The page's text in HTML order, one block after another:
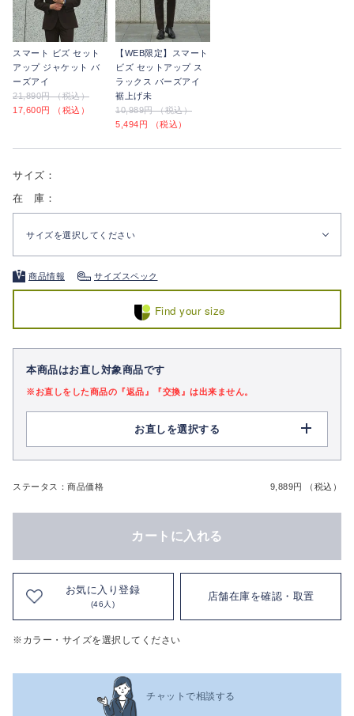
スマート ビズ セット
アップ ジャケット バ
ーズアイ
21,890円 （税込）
17,600円 （税込）
【WEB限定】スマート
ビズ セットアップ ス
ラックス バーズアイ
裾上げ未
10,989円 （税込）
5,494円 （税込）
サイズ：
在 庫：
サイズを選択してください
商品情報 サイズスペック
Find your size
本商品はお直し対象商品です
※お直しをした商品の『返品』『交換』は出来ません。
お直しを選択する
ステータス：商品価格 9,889円 （税込）
カートに入れる
お気に入り登録
(46人)
店舗在庫を確認・取置
※カラー・サイズを選択してください
チャットで相談する